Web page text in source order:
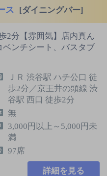
ス [ダイニングバー]
2分【雰囲気】店内真ん
ンチシート、バスタブ
ＪＲ 渋谷駅 ハチ公口 徒
歩2分／京王井の頭線 渋
谷駅 西口 徒歩2分
無
3,000円以上～5,000円未
満
97席
詳細を見る